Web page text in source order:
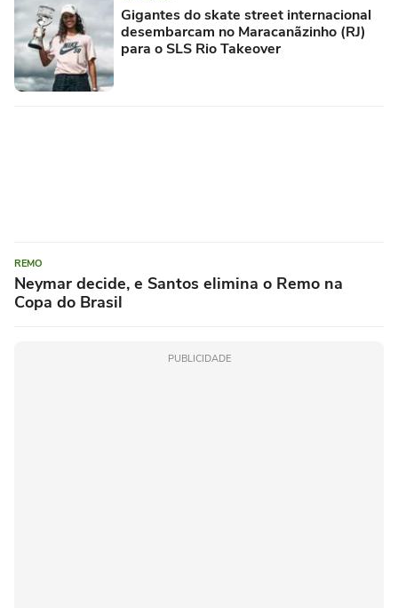
Gigantes do skate street internacional
desembarcam no Maracanãzinho (RJ)
para o SLS Rio Takeover
REMO
Neymar decide, e Santos elimina o Remo na
Copa do Brasil
PUBLICIDADE